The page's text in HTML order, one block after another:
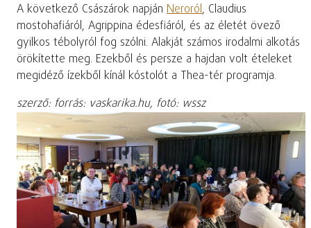
A következő Császárok napján Neroról, Claudius
mostohafiáról, Agrippina édesfiáról, és az életét övező
gyilkos tébolyról fog szólni. Alakját számos irodalmi alkotás
örökítette meg. Ezekből és persze a hajdan volt ételeket
megidéző ízekből kínál kóstolót a Thea-tér programja.
szerző: forrás: vaskarika.hu, fotó: wssz